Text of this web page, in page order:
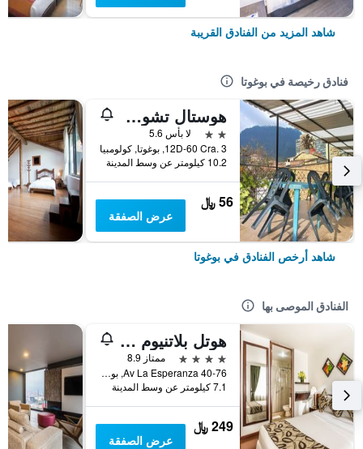
شاهد المزيد من الفنادق القريبة
فنادق رخيصة في بوغوتا
هوستال تشورو دي كويفيدو كانديلاريا
2 نجمتين
لا بأس 5.6
12D-60 Cra. 3, بوغوتا, كولومبيا
10.2 كيلومتر عن وسط المدينة
56 ﷼
عرض الصفقة
شاهد أرخص الفنادق في بوغوتا
الفنادق الموصى بها
هوتل بلاتنيوم سويت
4 نجوم
ممتاز 8.9
Av La Esperanza 40-76, بوغوتا, كولومبيا
7.1 كيلومتر عن وسط المدينة
249 ﷼
عرض الصفقة